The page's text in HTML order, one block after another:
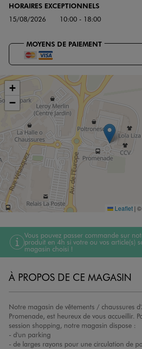
HORAIRES EXCEPTIONNELS
15/08/2026 10:00 - 18:00
MOYENS DE PAIEMENT
+
−
Leaflet | ©
Vous pouvez passer commande sur
produit en 4h si votre ou vos article(s)
magasin choisi !
À PROPOS DE CE MAGASIN
Notre magasin de vêtements / chaussures
Promenade, est heureux de vous accueillir.
session shopping, notre magasin dispose :
- d'un parking
- de larges rayons pour une circulation de